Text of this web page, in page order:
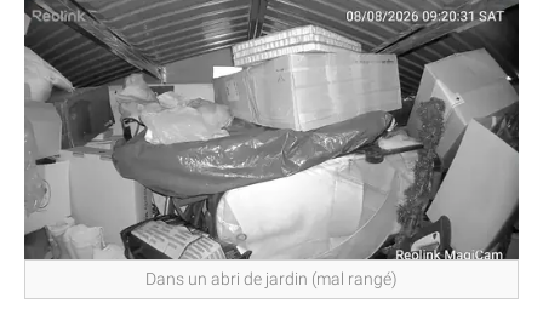
Dans un abri de jardin (mal rangé)